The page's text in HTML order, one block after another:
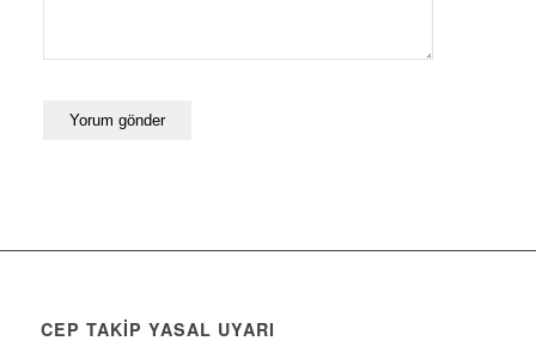
CEP TAKİP YASAL UYARI